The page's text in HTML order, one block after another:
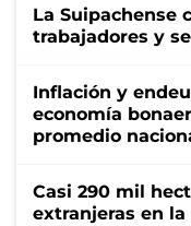
La Suipachense
trabajadores y
Inflación y
economía
promedio
Casi 290 mil
extranjeras en